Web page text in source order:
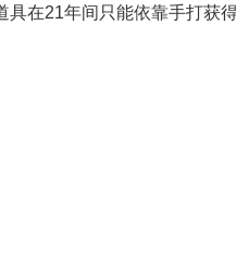
具在21年间只能依靠手打获